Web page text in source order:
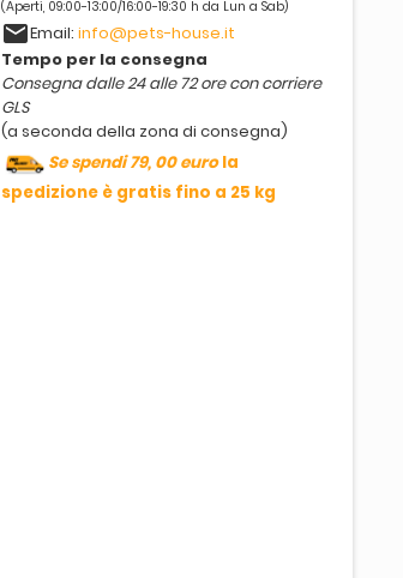
(Aperti, 09:00-13:00/16:00-19:30 h da Lun a Sab)
emailEmail:info@pets-house.it
Tempo per la consegna
Consegna dalle 24 alle 72 ore con corriere
GLS
(a seconda della zona di consegna)
Se spendi 79, 00 eurola
spedizione è gratis fino a 25 kg